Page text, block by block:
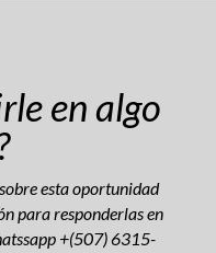
en algo
esta oportunidad
para responderlas en
+(507) 6315-